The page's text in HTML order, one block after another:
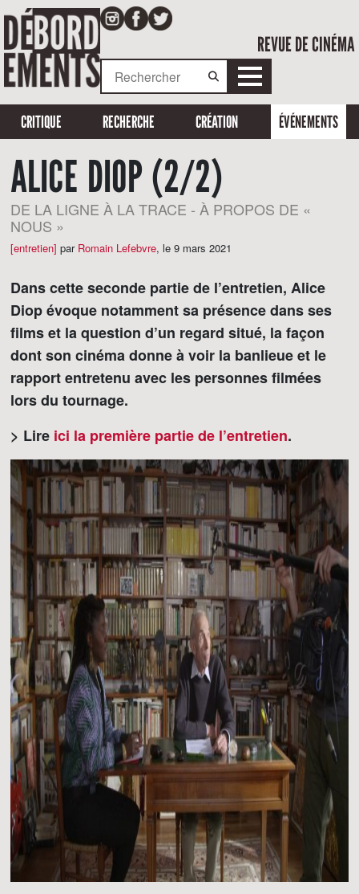
REVUE DE CINÉMA
CRITIQUE RECHERCHE CRÉATION ÉVÉNEMENTS
ALICE DIOP (2/2)
DE LA LIGNE À LA TRACE - À PROPOS DE «
NOUS »
[entretien] par Romain Lefebvre, le 9 mars 2021
Dans cette seconde partie de l’entretien, Alice
Diop évoque notamment sa présence dans ses
films et la question d’un regard situé, la façon
dont son cinéma donne à voir la banlieue et le
rapport entretenu avec les personnes filmées
lors du tournage.
> Lire ici la première partie de l’entretien.